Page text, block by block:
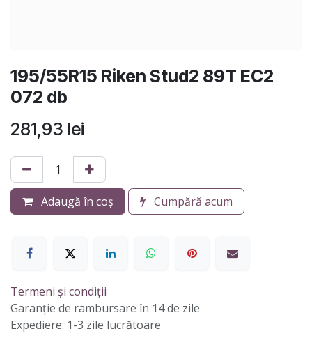
195/55R15 Riken Stud2 89T EC2
072 db
281,93 lei
Adaugă în coș Cumpără acum
Termeni și condiții
Garanție de rambursare în 14 de zile
Expediere: 1-3 zile lucrătoare